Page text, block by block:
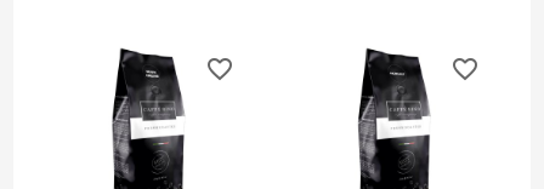
favorite_border favorite_border